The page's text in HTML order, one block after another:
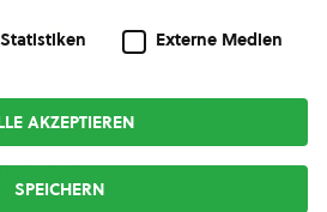
© 2026bio austria
Statistiken Externe Medien
AKZEPTIEREN
SPEICHERN